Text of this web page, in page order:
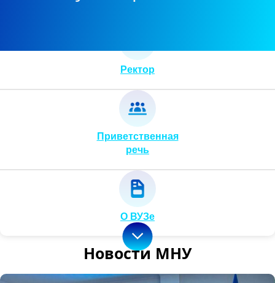
Ректор
Приветственная
речь
О ВУЗе
Новости МНУ